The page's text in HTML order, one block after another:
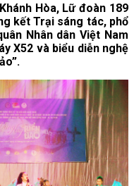
Hòa, Lữ đoàn 189
kết Trại sáng tác, phổ
Nhân dân Việt Nam
X52 và biểu diễn nghệ